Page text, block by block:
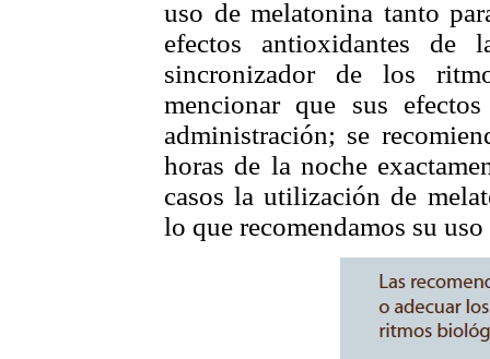
uso de melatonina tanto
efectos antioxidantes de
sincronizador de los
mencionar que sus
administración; se
horas de la noche
casos la utilización de
lo que recomendamos su